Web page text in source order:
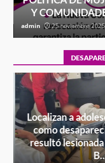
Y
admin 25 noviembre 2025
Localizan a
como
resultó